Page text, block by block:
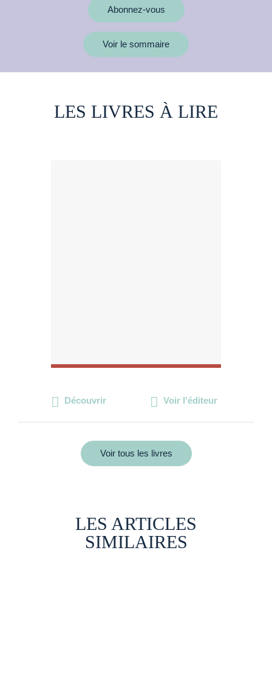
Abonnez-vous
Voir le sommaire
LES LIVRES À LIRE
Découvrir Voir l'éditeur
Voir tous les livres
LES ARTICLES
SIMILAIRES